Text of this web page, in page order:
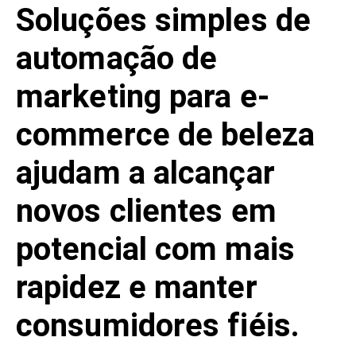
Soluções simples de
automação de
marketing para e-
commerce de beleza
ajudam a alcançar
novos clientes em
potencial com mais
rapidez e manter
consumidores fiéis.